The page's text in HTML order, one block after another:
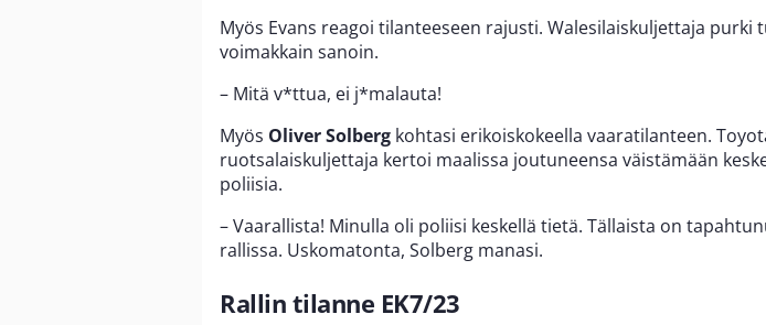
Myös Evans reagoi tilanteeseen rajusti. Walesilaiskuljettaja purki
voimakkain sanoin.
– Mitä v*ttua, ei j*malauta!
Myös Oliver Solberg kohtasi erikoiskokeella vaaratilanteen.
ruotsalaiskuljettaja kertoi maalissa joutuneensa väistämään
poliisia.
– Vaarallista! Minulla oli poliisi keskellä tietä. Tällaista on
rallissa. Uskomatonta, Solberg manasi.
Rallin tilanne EK7/23